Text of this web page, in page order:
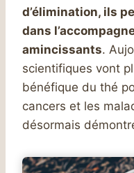
d’élimination, ils
dans
amincissants.
scientifiques vont
bénéfique du thé
cancers et les
désormais